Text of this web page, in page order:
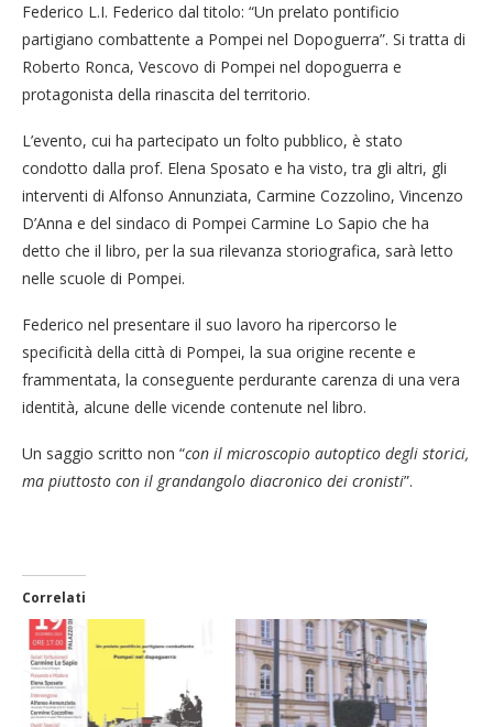
Federico L.I. Federico dal titolo: “Un prelato pontificio
partigiano combattente a Pompei nel Dopoguerra”. Si tratta di
Roberto Ronca, Vescovo di Pompei nel dopoguerra e
protagonista della rinascita del territorio.
L’evento, cui ha partecipato un folto pubblico, è stato
condotto dalla prof. Elena Sposato e ha visto, tra gli altri, gli
interventi di Alfonso Annunziata, Carmine Cozzolino, Vincenzo
D’Anna e del sindaco di Pompei Carmine Lo Sapio che ha
detto che il libro, per la sua rilevanza storiografica, sarà letto
nelle scuole di Pompei.
Federico nel presentare il suo lavoro ha ripercorso le
specificità della città di Pompei, la sua origine recente e
frammentata, la conseguente perdurante carenza di una vera
identità, alcune delle vicende contenute nel libro.
Un saggio scritto non “con il microscopio autoptico degli storici,
ma piuttosto con il grandangolo diacronico dei cronisti”.
Correlati